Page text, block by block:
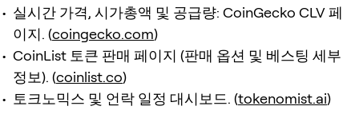
실시간 가격, 시가총액 및 공급량: CoinGecko CLV 페
이지. (coingecko.com)
CoinList 토큰 판매 페이지 (판매 옵션 및 베스팅 세부
정보). (coinlist.co)
토크노믹스 및 언락 일정 대시보드. (tokenomist.ai)